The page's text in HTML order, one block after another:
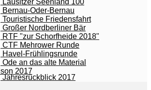
Lausitzer Seenland 100
Bernau-Oder-Bernau
Touristische Friedensfahrt
Großer Nordberliner Bär
RTF "zur Schorfheide 2018"
CTF Mehrower Runde
Havel-Frühlingsrunde
Ode an das alte Material
2017
Jahresrückblick 2017